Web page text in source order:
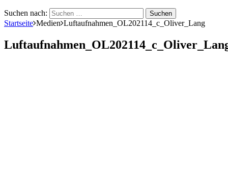
Suchen nach:
Startseite Medien Luftaufnahmen_OL202114_c_Oliver_Lang